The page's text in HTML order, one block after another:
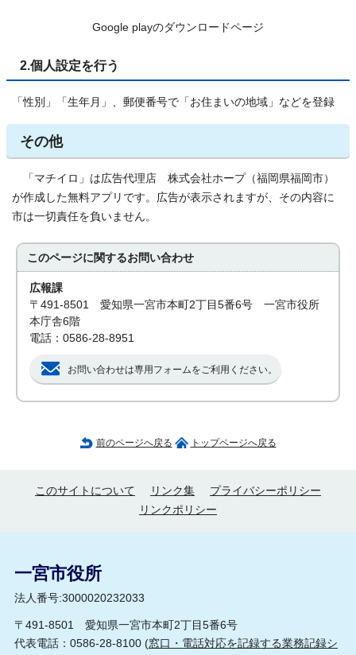
Google playのダウンロードページ
2.個人設定を行う
「性別」「生年月」、郵便番号で「お住まいの地域」などを登録
その他
「マチイロ」は広告代理店 株式会社ホープ（福岡県福岡市）
が作成した無料アプリです。広告が表示されますが、その内容に
市は一切責任を負いません。
このページに関するお問い合わせ
広報課
〒491-8501 愛知県一宮市本町2丁目5番6号 一宮市役所
本庁舎6階
電話：0586-28-8951
お問い合わせは専用フォームをご利用ください。
前のページへ戻る トップページへ戻る
このサイトについて リンク集
プライバシーポリシー
リンクポリシー
一宮市役所
法人番号:3000020232033
〒491-8501 愛知県一宮市本町2丁目5番6号
代表電話：0586-28-8100 (窓口・電話対応を記録する業務記録シ